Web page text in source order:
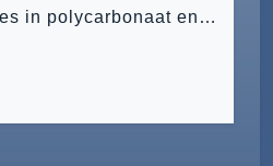
Daglichtconstructies in polycarbonaat en glas